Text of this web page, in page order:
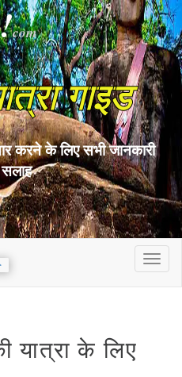
com
गाइड
करने के लिए सभी जानकारी
यात्रा के लिए